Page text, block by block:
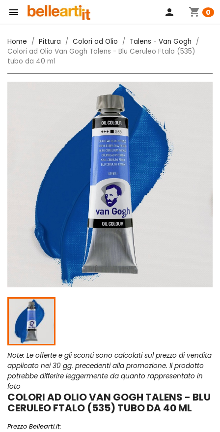
 shopping_cart 0
person
Home Pittura Colori ad Olio
Talens - Van Gogh
Colori ad Olio Van Gogh Talens - Blu Ceruleo Ftalo (535)
tubo da 40 ml
Note: Le offerte e gli sconti sono calcolati sul prezzo di vendita
applicato nei 30 gg. precedenti alla promozione. Il prodotto
potrebbe differire leggermente da quanto rappresentato in
foto
COLORI AD OLIO VAN GOGH TALENS - BLU
CERULEO FTALO (535) TUBO DA 40 ML
Prezzo Bellearti.it: